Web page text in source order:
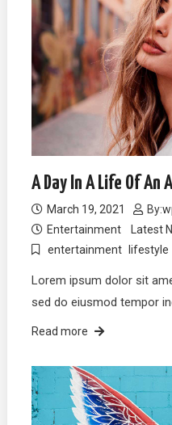
A Day In A Life Of An
March 19, 2021 By:
Entertainment
Latest
entertainment
lifestyle
Lorem ipsum dolor sit
sed do eiusmod tempor
Read more